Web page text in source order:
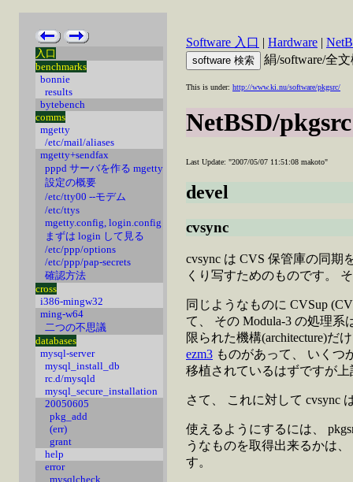
入口
benchmarks
bonnie
results
bytebench
comms
mgetty
/etc/mail/aliases
mgetty+sendfax
pppd サーバを作る mgetty
設定の概要
/etc/tty00 --モデム
/etc/ttys
mgetty.config, login.config
まずは login して見る
/etc/ppp/options
/etc/ppp/pap-secrets
確認方法
cross
i386-mingw32
ming-w64
二つの不思議
databases
mysql-server
mysql_install_db
rc.d/mysqld
mysql_secure_installation
20050605
pkg_add
(err)
grant
help
error
mysqlcheck
Software 入口 | Hardware |
絹/software/全
This is under: http://www.ki.nu/software/pkgsrc/
NetBSD/pkgsrc
Last Update: "2007/05/07 11:51:08 makoto"
devel
cvsync
cvsync は CVS 保管庫の同
くり写すためのものです。
同じようなものに CVSup
て、 その Modula-3 の処理
限られた機構(architecture)だ
ezm3 ものがあって、 いくつ
移植されているはずですが
さて、 これに対して cvsync
使えるようにするには、
うなものを取得出来るかは、
す。